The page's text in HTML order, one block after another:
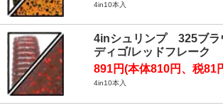
4in10本入
4inシュリンプ 325ブラ
ディゴ/レッドフレーク
891円(本体810円、税81
4in10本入